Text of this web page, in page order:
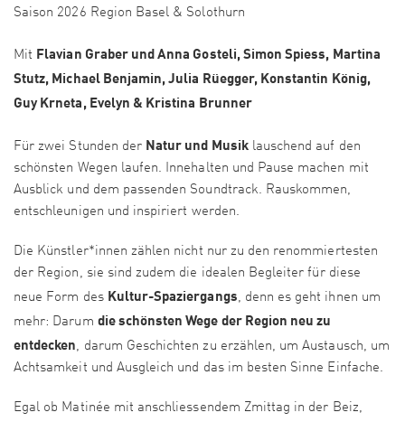
Saison 2026 Region Basel & Solothurn
Mit Flavian Graber und Anna Gosteli, Simon Spiess, Martina
Stutz, Michael Benjamin, Julia Rüegger, Konstantin König,
Guy Krneta, Evelyn & Kristina Brunner
Für zwei Stunden der Natur und Musiklauschend auf den
schönsten Wegen laufen. Innehalten und Pause machen mit
Ausblick und dem passenden Soundtrack. Rauskommen,
entschleunigen und inspiriert werden.
Die Künstler*innen zählen nicht nur zu den renommiertesten
der Region, sie sind zudem die idealen Begleiter für diese
neue Form des Kultur-Spaziergangs, denn es geht ihnen um
mehr: Darum die schönsten Wege der Region neu zu
entdecken, darum Geschichten zu erzählen, um Austausch, um
Achtsamkeit und Ausgleich und das im besten Sinne Einfache.
Egal ob Matinée mit anschliessendem Zmittag in der Beiz,